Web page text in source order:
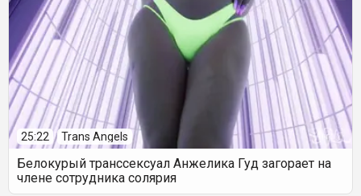
25:22 Trans Angels
Белокурый транссексуал Анжелика Гуд загорает на
члене сотрудника солярия